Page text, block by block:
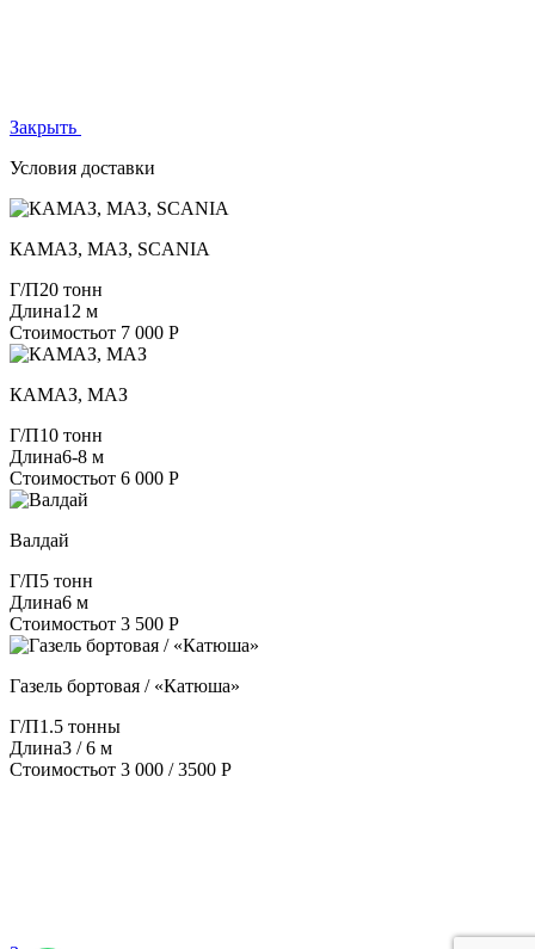
Закрыть
Условия доставки
КАМАЗ, МАЗ, SCANIA
Г/П20 тонн
Длина12 м
Стоимостьот 7 000 Р
КАМАЗ, МАЗ
Г/П10 тонн
Длина6-8 м
Стоимостьот 6 000 Р
Валдай
Г/П5 тонн
Длина6 м
Стоимостьот 3 500 Р
Газель бортовая / «Катюша»
Г/П1.5 тонны
Длина3 / 6 м
Стоимостьот 3 000 / 3500 Р